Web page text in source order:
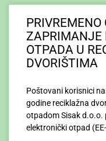
ZAPRIMANJE
OTPADA U
DVORIŠTIMA
Poštovani korisnici
godine reciklažna
otpadom Sisak d.o.o.
elektronički otpad